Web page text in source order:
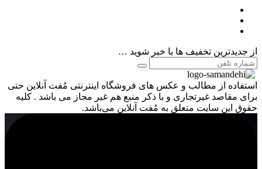
از جدیدترین تخفیف ها با خبر شوید …
استفاده از مطالب و عکس های فروشگاه اینترنتی مُفت آنلاین حتی
برای مقاصد غیرتجاری و با ذکر منبع هم غیر مجاز می باشد . کلیه
حقوق این سایت متعلق به مُفت آنلاین می‌باشد.